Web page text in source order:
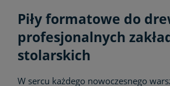
Piły formatowe do
profesjonalnych
stolarskich
W sercu każdego nowoczesnego